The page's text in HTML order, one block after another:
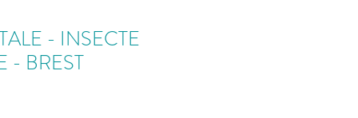
- INSECTE
- BREST